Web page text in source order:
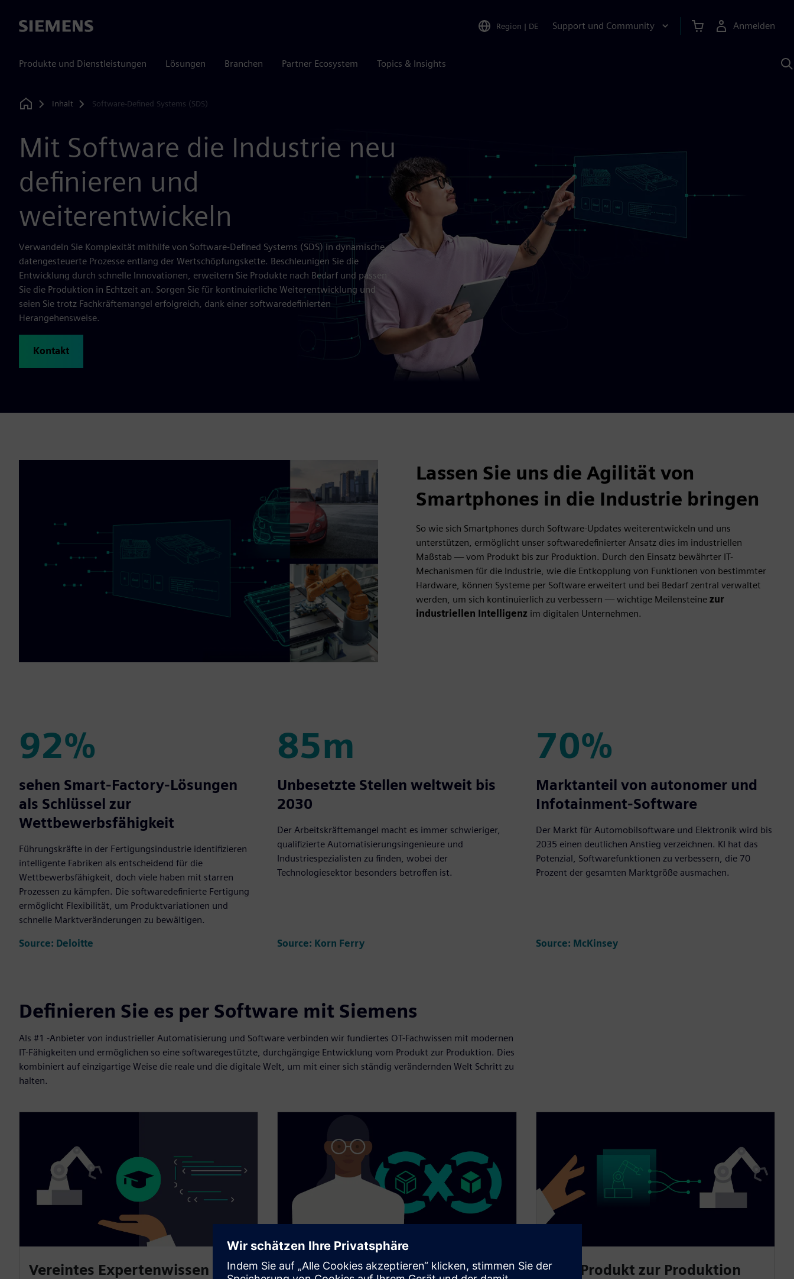
Siemens Region | DE Support und Community Anmelden
Produkte und Dienstleistungen Lösungen Branchen Partner Ecosystem Topics & Insights
KI
Home
Inhalt Software-Defined Systems (SDS)
Mit Software die Industrie neu
definieren und
weiterentwickeln
Verwandeln Sie Komplexität mithilfe von Software-Defined Systems (SDS) in dynamische,
datengesteuerte Prozesse entlang der Wertschöpfungskette. Beschleunigen Sie die
Entwicklung durch schnelle Innovationen, erweitern Sie Produkte nach Bedarf und passen
Sie die Produktion in Echtzeit an. Sorgen Sie für kontinuierliche Weiterentwicklung und
seien Sie trotz Fachkräftemangel erfolgreich, dank einer softwaredefinierten
Herangehensweise.
Kontakt
Lassen Sie uns die Agilität von
Smartphones in die Industrie bringen
So wie sich Smartphones durch Software-Updates weiterentwickeln und uns
unterstützen, ermöglicht unser softwaredefinierter Ansatz dies im industriellen
Maßstab — vom Produkt bis zur Produktion. Durch den Einsatz bewährter IT-
Mechanismen für die Industrie, wie die Entkopplung von Funktionen von bestimmter
Hardware, können Systeme per Software erweitert und bei Bedarf zentral verwaltet
werden, um sich kontinuierlich zu verbessern — wichtige Meilensteine zur
industriellen Intelligenz im digitalen Unternehmen.
92%
92%
sehen Smart-Factory-Lösungen
als Schlüssel zur
Wettbewerbsfähigkeit
Führungskräfte in der Fertigungsindustrie identifizieren
intelligente Fabriken als entscheidend für die
Wettbewerbsfähigkeit, doch viele haben mit starren
Prozessen zu kämpfen. Die softwaredefinierte Fertigung
ermöglicht Flexibilität, um Produktvariationen und
schnelle Marktveränderungen zu bewältigen.
Source: Deloitte
85m
85m
Unbesetzte Stellen weltweit bis
2030
Der Arbeitskräftemangel macht es immer schwieriger,
qualifizierte Automatisierungsingenieure und
Industriespezialisten zu finden, wobei der
Technologiesektor besonders betroffen ist.
Source: Korn Ferry
70%
70%
Marktanteil von autonomer und
Infotainment-Software
Der Markt für Automobilsoftware und Elektronik wird bis
2035 einen deutlichen Anstieg verzeichnen. KI hat das
Potenzial, Softwarefunktionen zu verbessern, die 70
Prozent der gesamten Marktgröße ausmachen.
Source: McKinsey
Definieren Sie es per Software mit Siemens
Als #1 -Anbieter von industrieller Automatisierung und Software verbinden wir fundiertes OT-Fachwissen mit modernen
IT-Fähigkeiten und ermöglichen so eine softwaregestützte, durchgängige Entwicklung vom Produkt zur Produktion. Dies
kombiniert auf einzigartige Weise die reale und die digitale Welt, um mit einer sich ständig verändernden Welt Schritt zu
halten.
Vereintes Expertenwissen
Verbindung der realen und
Vom Produkt zur Produktion